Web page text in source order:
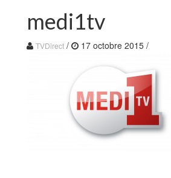
medi1tv
TVDirect / 17 octobre 2015 /